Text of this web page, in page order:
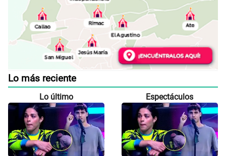
Lo más reciente
Lo último Espectáculos